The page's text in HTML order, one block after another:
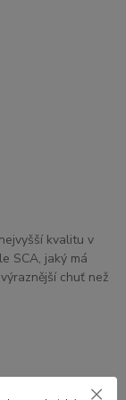
kvalitu v
SCA, jaký má
chuť než